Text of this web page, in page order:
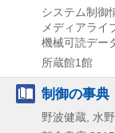
システム制御
メディアライ
機械可読デー
所蔵館1館
制御の事典
野波健蔵, 水